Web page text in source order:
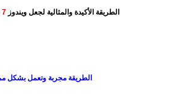
الطريقة الأكيدة والمثالية لجعل ويندوز7
الطريقة مجربة وتعمل بشكل